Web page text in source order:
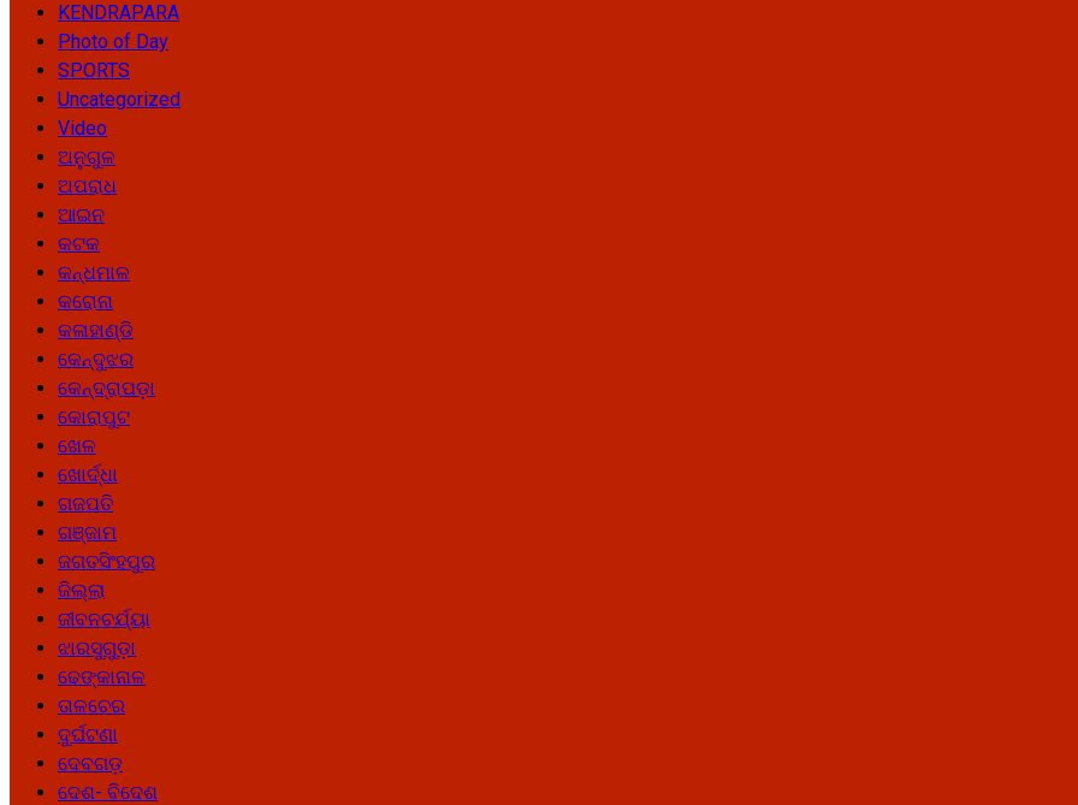
KENDRAPARA
Photo of Day
SPORTS
Uncategorized
Video
ଅନୁଗୁଳ
ଅପରାଧ
ଆଇନ
କଟକ
କନ୍ଧମାଳ
କରୋନା
କଳାହାଣ୍ଡି
କେନ୍ଦୁଝର
କେନ୍ଦ୍ରାପଡ଼ା
କୋରାପୁଟ
ଖେଳ
ଖୋର୍ଦ୍ଧା
ଗଜପତି
ଗଞ୍ଜାମ
ଜଗତସିଂହପୁର
ଜିଲ୍ଲା
ଜୀବନଚର୍ଯ୍ୟା
ଝାରସୁଗୁଡ଼ା
ଢେଙ୍କାନାଳ
ତାଳଚେର
ଦୁର୍ଘଟଣା
ଦେବଗଡ଼
ଦେଶ- ବିଦେଶ